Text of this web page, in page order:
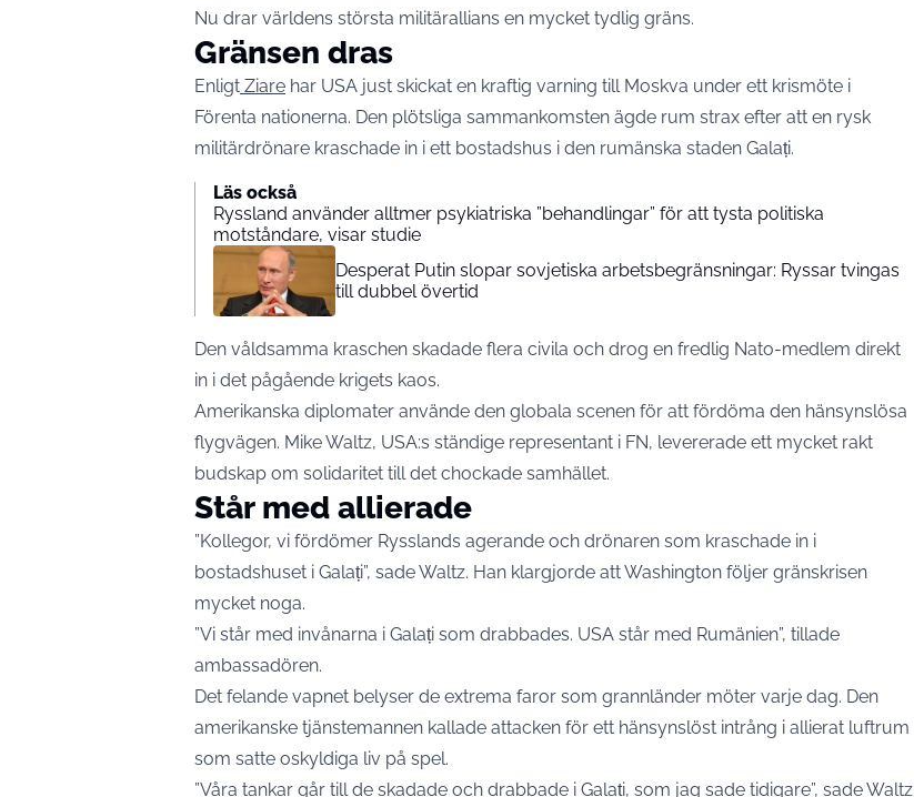
Nu drar världens största militärallians en mycket tydlig gräns.
Gränsen dras
Enligt Ziare har USA just skickat en kraftig varning till Moskva under ett krismöte i
Förenta nationerna. Den plötsliga sammankomsten ägde rum strax efter att en rysk
militärdrönare kraschade in i ett bostadshus i den rumänska staden Galați.
Läs också
Ryssland använder alltmer psykiatriska ”behandlingar” för att tysta politiska
motståndare, visar studie
Desperat Putin slopar sovjetiska arbetsbegränsningar: Ryssar tvingas
till dubbel övertid
Den våldsamma kraschen skadade flera civila och drog en fredlig Nato-medlem direkt
in i det pågående krigets kaos.
Amerikanska diplomater använde den globala scenen för att fördöma den hänsynslösa
flygvägen. Mike Waltz, USA:s ständige representant i FN, levererade ett mycket rakt
budskap om solidaritet till det chockade samhället.
Står med allierade
”Kollegor, vi fördömer Rysslands agerande och drönaren som kraschade in i
bostadshuset i Galați”, sade Waltz. Han klargjorde att Washington följer gränskrisen
mycket noga.
”Vi står med invånarna i Galați som drabbades. USA står med Rumänien”, tillade
ambassadören.
Det felande vapnet belyser de extrema faror som grannländer möter varje dag. Den
amerikanske tjänstemannen kallade attacken för ett hänsynslöst intrång i allierat luftrum
som satte oskyldiga liv på spel.
”Våra tankar går till de skadade och drabbade i Galați, som jag sade tidigare”, sade Waltz